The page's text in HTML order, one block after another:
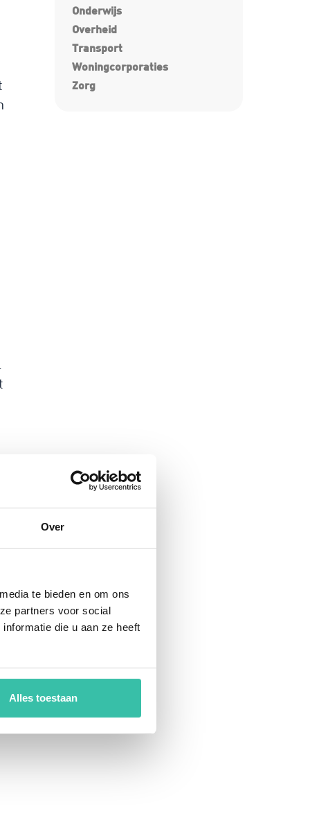
Over
te bieden en om ons
partners voor social
die u aan ze heeft
Alles toestaan
Onderwijs
Overheid
Transport
Woningcorporaties
Zorg